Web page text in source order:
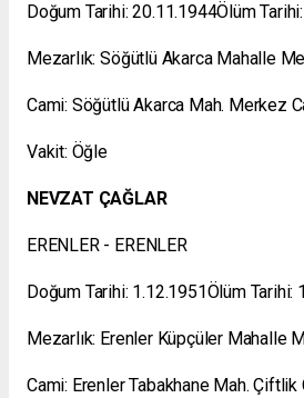
Doğum Tarihi: 20.11.1944Ölüm
Mezarlık: Söğütlü Akarca Mahalle
Cami: Söğütlü Akarca Mah. Merkez
Vakit: Öğle
NEVZAT ÇAĞLAR
ERENLER - ERENLER
Doğum Tarihi: 1.12.1951Ölüm Tarihi:
Mezarlık: Erenler Küpçüler Mahalle
Cami: Erenler Tabakhane Mah. Çiftlik